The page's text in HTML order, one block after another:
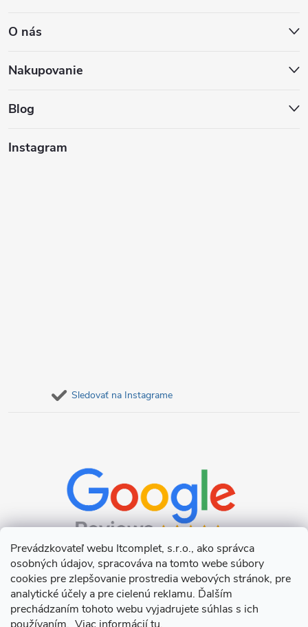
Prevádzkovateľ webu Itcomplet, s.r.o., ako správca
osobných údajov, spracováva na tomto webe súbory
cookies pre zlepšovanie prostredia webových stránok, pre
analytické účely a pre cielenú reklamu. Ďalším
prechádzaním tohoto webu vyjadrujete súhlas s ich
p
ä
O nás
Nakupovanie
Blog
Instagram
Sledovať na Instagrame